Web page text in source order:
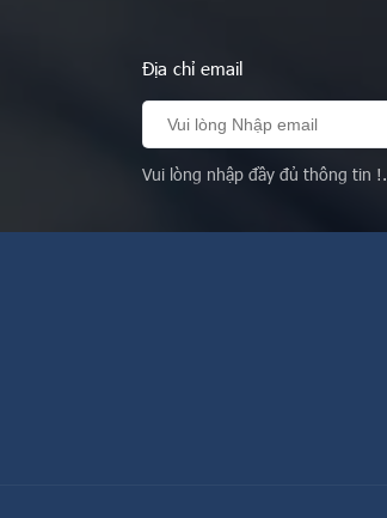
Địa chỉ email
Vui lòng nhập đầy đủ thông tin !.